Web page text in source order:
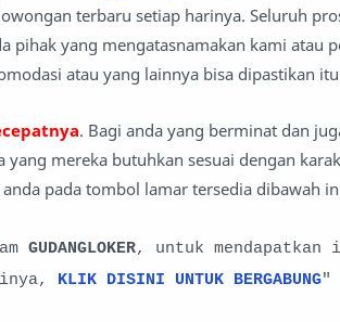
terbaru setiap harinya. Seluruh
pihak yang mengatasnamakan kami atau
atau yang lainnya bisa dipastikan itu
. Bagi anda yang berminat dan
mereka butuhkan sesuai dengan
pada tombol lamar tersedia dibawah
GUDANGLOKER, untuk mendapatkan
KLIK DISINI UNTUK BERGABUNG"